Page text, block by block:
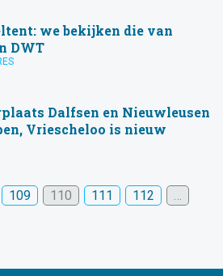
we bekijken die van
DWT
Dalfsen en Nieuwleusen
Vriescheloo is nieuw
109 110 111 112
…